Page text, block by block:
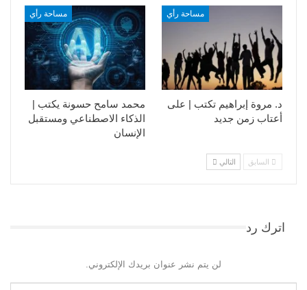
مساحة رأي
محمد سامح حسونة يكتب |
الذكاء الاصطناعي ومستقبل
الإنسان
مساحة رأي
د. مروة إبراهيم تكتب | على
أعتاب زمن جديد
السابق التالي
اترك رد
لن يتم نشر عنوان بريدك الإلكتروني.